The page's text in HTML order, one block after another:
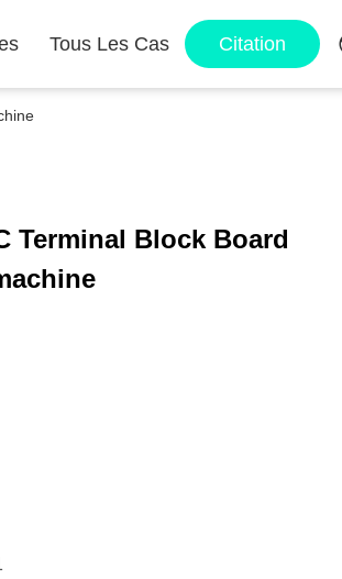
Tous Les Cas Citation
Terminal Block Board